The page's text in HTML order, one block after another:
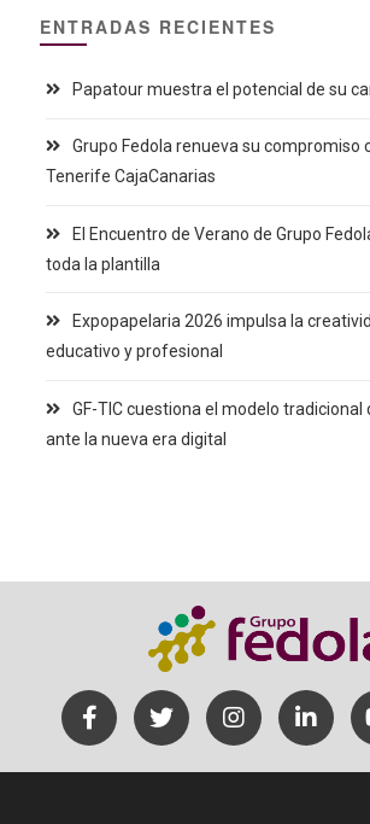
ENTRADAS RECIENTES
Papatour muestra el potencial de su
Grupo Fedola renueva su compromiso
Tenerife CajaCanarias
El Encuentro de Verano de Grupo
toda la plantilla
Expopapelaria 2026 impulsa la
educativo y profesional
GF-TIC cuestiona el modelo tradicional
ante la nueva era digital